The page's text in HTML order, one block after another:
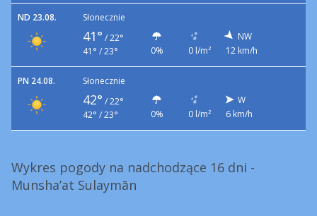
ND 23.08. Słonecznie
41° / 22°
41° / 23°
0% 0 l/m²
NW
12 km/h
PN 24.08. Słonecznie
42° / 22°
42° / 23°
0% 0 l/m²
W
6 km/h
Wykres pogody na nadchodzące 16 dni -
Munsha’at Sulaymān